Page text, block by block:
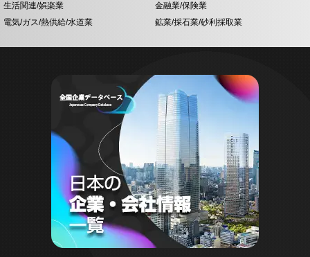
生活関連/娯楽業
金融業/保険業
電気/ガス/熱供給/水道業
鉱業/採石業/砂利採取業